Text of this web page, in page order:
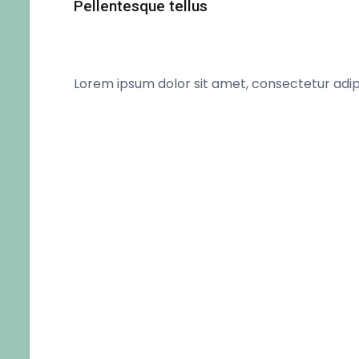
Pellentesque tellus
Lorem ipsum dolor sit amet, consectetur